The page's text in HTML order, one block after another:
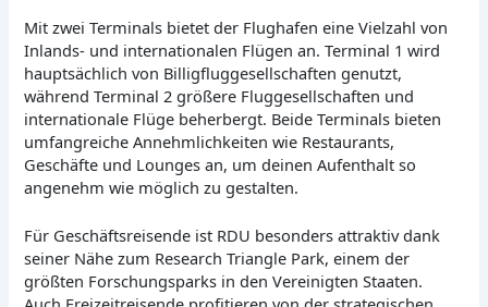
Mit zwei Terminals bietet der Flughafen eine Vielzahl von
Inlands- und internationalen Flügen an. Terminal 1 wird
hauptsächlich von Billigfluggesellschaften genutzt,
während Terminal 2 größere Fluggesellschaften und
internationale Flüge beherbergt. Beide Terminals bieten
umfangreiche Annehmlichkeiten wie Restaurants,
Geschäfte und Lounges an, um deinen Aufenthalt so
angenehm wie möglich zu gestalten.
Für Geschäftsreisende ist RDU besonders attraktiv dank
seiner Nähe zum Research Triangle Park, einem der
größten Forschungsparks in den Vereinigten Staaten.